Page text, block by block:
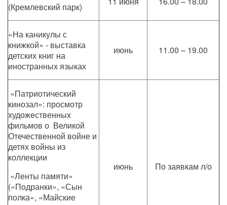
(Кремлевский парк)
«На каникулы с
книжкой» - выставка
детских книг на
иностранных языках
июнь 11.00 – 19.00
«Патриотический
кинозал»: просмотр
художественных
фильмов о Великой
Отечественной войне и
детях войны из
коллекции
«Ленты памяти»
(«Подранки», «Сын
полка», «Майские
июнь По заявкам л/о